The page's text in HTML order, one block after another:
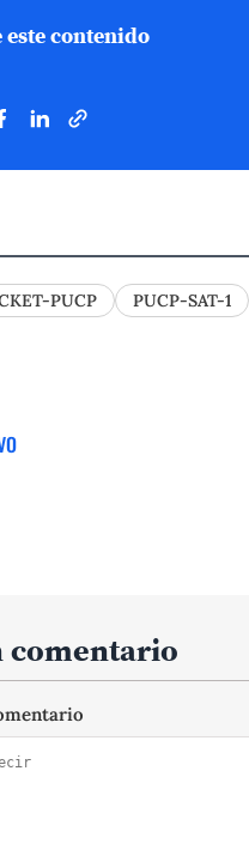
este contenido
PUCP
PUCP-SAT-1
comentario